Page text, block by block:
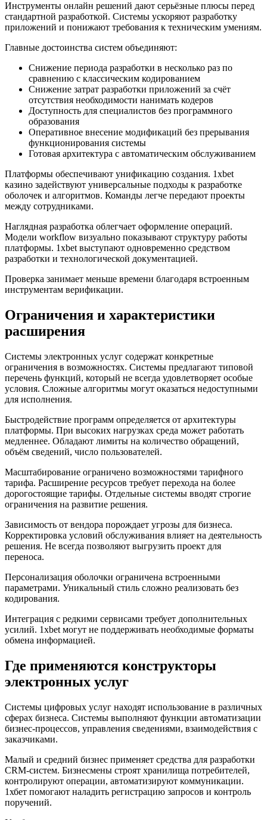
Инструменты онлайн решений дают серьёзные плюсы перед
стандартной разработкой. Системы ускоряют разработку
приложений и понижают требования к техническим умениям.
Главные достоинства систем объединяют:
Снижение периода разработки в несколько раз по
сравнению с классическим кодированием
Снижение затрат разработки приложений за счёт
отсутствия необходимости нанимать кодеров
Доступность для специалистов без программного
образования
Оперативное внесение модификаций без прерывания
функционирования системы
Готовая архитектура с автоматическим обслуживанием
Платформы обеспечивают унификацию создания. 1xbet
казино задействуют универсальные подходы к разработке
оболочек и алгоритмов. Команды легче передают проекты
между сотрудниками.
Наглядная разработка облегчает оформление операций.
Модели workflow визуально показывают структуру работы
платформы. 1xbet выступают одновременно средством
разработки и технологической документацией.
Проверка занимает меньше времени благодаря встроенным
инструментам верификации.
Ограничения и характеристики
расширения
Системы электронных услуг содержат конкретные
ограничения в возможностях. Системы предлагают типовой
перечень функций, который не всегда удовлетворяет особые
условия. Сложные алгоритмы могут оказаться недоступными
для исполнения.
Быстродействие программ определяется от архитектуры
платформы. При высоких нагрузках среда может работать
медленнее. Обладают лимиты на количество обращений,
объём сведений, число пользователей.
Масштабирование ограничено возможностями тарифного
тарифа. Расширение ресурсов требует перехода на более
дорогостоящие тарифы. Отдельные системы вводят строгие
ограничения на развитие решения.
Зависимость от вендора порождает угрозы для бизнеса.
Корректировка условий обслуживания влияет на деятельность
решения. Не всегда позволяют выгрузить проект для
переноса.
Персонализация оболочки ограничена встроенными
параметрами. Уникальный стиль сложно реализовать без
кодирования.
Интеграция с редкими сервисами требует дополнительных
усилий. 1xbet могут не поддерживать необходимые форматы
обмена информацией.
Где применяются конструкторы
электронных услуг
Системы цифровых услуг находят использование в различных
сферах бизнеса. Системы выполняют функции автоматизации
бизнес-процессов, управления сведениями, взаимодействия с
заказчиками.
Малый и средний бизнес применяет средства для разработки
CRM-систем. Бизнесмены строят хранилища потребителей,
контролируют операции, автоматизируют коммуникации.
1хбет помогают наладить регистрацию запросов и контроль
поручений.